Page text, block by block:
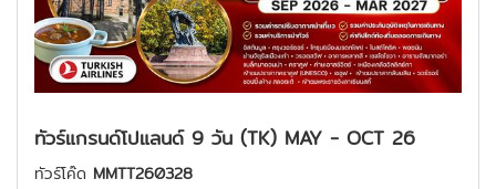
ทัวร์แกรนด์โปแลนด์ 9 วัน (TK) MAY - OCT 26
ทัวร์โค๊ด MMTT260328